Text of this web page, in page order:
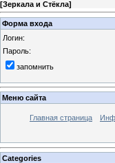
[Зеркала и Стёкла]
Форма входа
Логин:
Пароль:
запомнить
Меню сайта
Главная страница
Categories